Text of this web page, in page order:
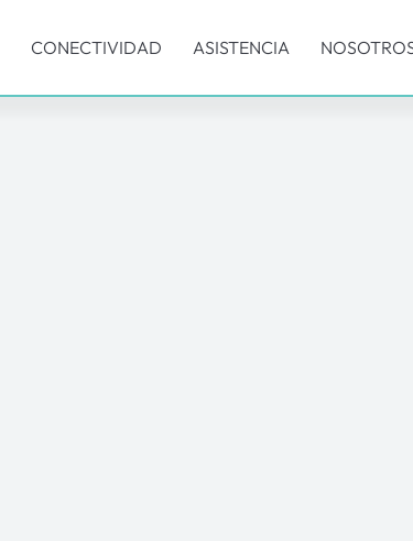
CONECTIVIDAD ASISTENCIA